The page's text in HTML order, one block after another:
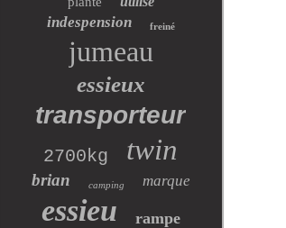
indespension freiné
jumeau
essieux
transporteur
2700kg twin
brian camping marque
essieu rampe